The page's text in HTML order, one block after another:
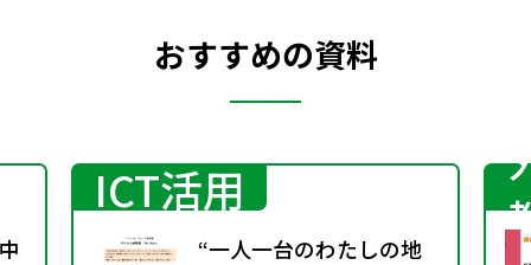
おすすめの資料
ICT活用
“一人一台のわたしの地